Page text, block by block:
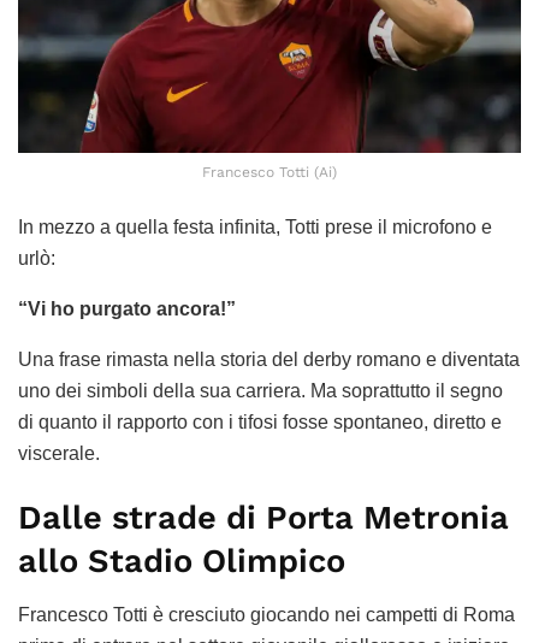
Francesco Totti (Ai)
In mezzo a quella festa infinita, Totti prese il microfono e
urlò:
“Vi ho purgato ancora!”
Una frase rimasta nella storia del derby romano e diventata
uno dei simboli della sua carriera. Ma soprattutto il segno
di quanto il rapporto con i tifosi fosse spontaneo, diretto e
viscerale.
Dalle strade di Porta Metronia
allo Stadio Olimpico
Francesco Totti è cresciuto giocando nei campetti di Roma